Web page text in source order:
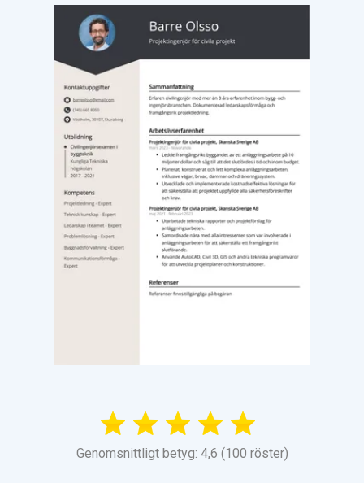
Genomsnittligt betyg: 4,6 (100 röster)